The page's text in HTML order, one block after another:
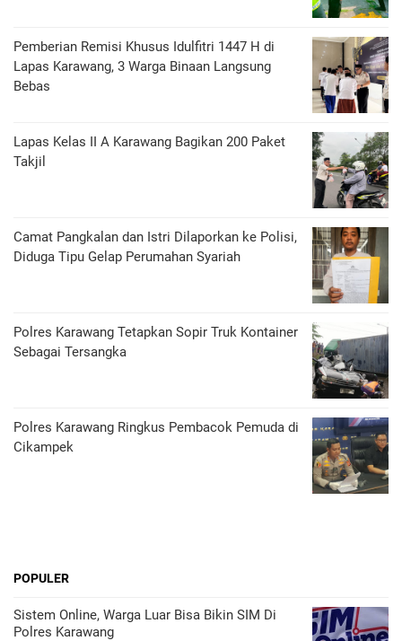
Pemberian Remisi Khusus Idulfitri 1447 H di
Lapas Karawang, 3 Warga Binaan Langsung
Bebas
Lapas Kelas II A Karawang Bagikan 200 Paket
Takjil
Camat Pangkalan dan Istri Dilaporkan ke Polisi,
Diduga Tipu Gelap Perumahan Syariah
Polres Karawang Tetapkan Sopir Truk Kontainer
Sebagai Tersangka
Polres Karawang Ringkus Pembacok Pemuda di
Cikampek
POPULER
Sistem Online, Warga Luar Bisa Bikin SIM Di
Polres Karawang